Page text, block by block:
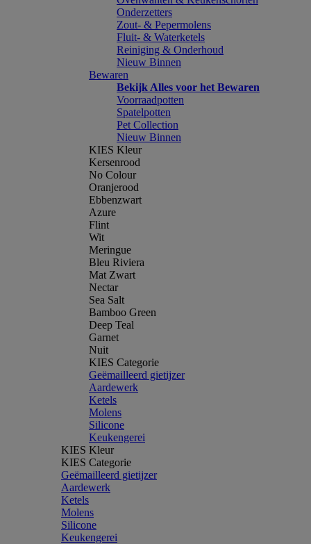
Onderzetters
Zout- & Pepermolens
Fluit- & Waterketels
Reiniging & Onderhoud
Nieuw Binnen
Bewaren
Bekijk Alles voor het Bewaren
Voorraadpotten
Spatelpotten
Pet Collection
Nieuw Binnen
KIES Kleur
Kersenrood
No Colour
Oranjerood
Ebbenzwart
Azure
Flint
Wit
Meringue
Bleu Riviera
Mat Zwart
Nectar
Sea Salt
Bamboo Green
Deep Teal
Garnet
Nuit
KIES Categorie
Geëmailleerd gietijzer
Aardewerk
Ketels
Molens
Silicone
Keukengerei
KIES Kleur
KIES Categorie
Geëmailleerd gietijzer
Aardewerk
Ketels
Molens
Silicone
Keukengerei